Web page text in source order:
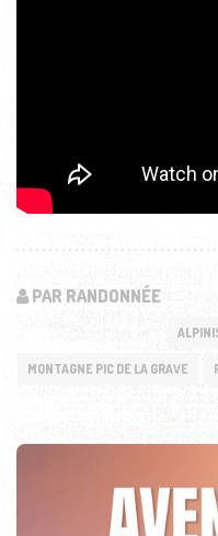
PAR RANDONNÉE
MONTAGNE PIC DE LA GRAVE